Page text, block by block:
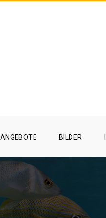
ANGEBOTE BILDER